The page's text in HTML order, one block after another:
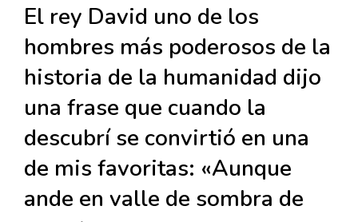
El rey David uno de los
hombres más poderosos de la
historia de la humanidad dijo
una frase que cuando la
descubrí se convirtió en una
de mis favoritas: «Aunque
ande en valle de sombra de